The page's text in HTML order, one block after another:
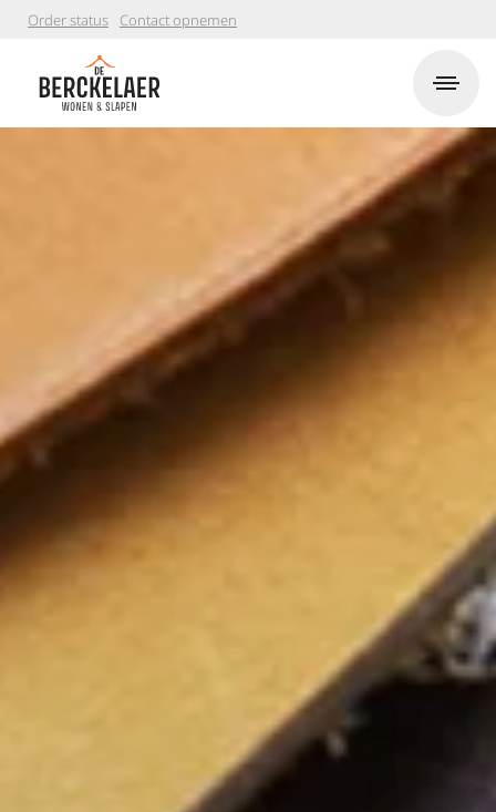
Order status Contact opnemen